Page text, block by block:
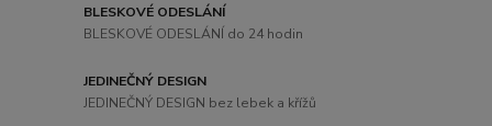
BLESKOVÉ ODESLÁNÍ
BLESKOVÉ ODESLÁNÍ do 24 hodin
JEDINEČNÝ DESIGN
JEDINEČNÝ DESIGN bez lebek a křížů